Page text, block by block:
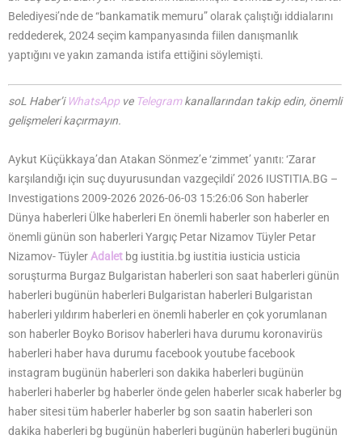
Belediyesi’nde de “bankamatik memuru” olarak çalıştığı iddialarını
reddederek, 2024 seçim kampanyasında fiilen danışmanlık
yaptığını ve yakın zamanda istifa ettiğini söylemişti.
soL Haber’i WhatsApp ve Telegramkanallarından takip edin, önemli
gelişmeleri kaçırmayın.
Aykut Küçükkaya’dan Atakan Sönmez’e ‘zimmet’ yanıtı: ‘Zarar
karşılandığı için suç duyurusundan vazgeçildi’ 2026 IUSTITIA.BG –
Investigations 2009-2026 2026-06-03 15:26:06 Son haberler
Dünya haberleri Ülke haberleri En önemli haberler son haberler en
önemli günün son haberleri Yargıç Petar Nizamov Tüyler Petar
Nizamov- TüylerAdalet bg iustitia.bg iustitia iusticia usticia
soruşturma Burgaz Bulgaristan haberleri son saat haberleri günün
haberleri bugünün haberleri Bulgaristan haberleri Bulgaristan
haberleri yıldırım haberleri en önemli haberler en çok yorumlanan
son haberler Boyko Borisov haberleri hava durumu koronavirüs
haberleri haber hava durumu facebook youtube facebook
instagram bugünün haberleri son dakika haberleri bugünün
haberleri haberler bg haberler önde gelen haberler sıcak haberler bg
haber sitesi tüm haberler haberler bg son saatin haberleri son
dakika haberleri bg bugünün haberleri bugünün haberleri bugünün